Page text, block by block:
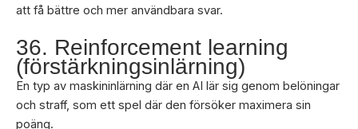
att få bättre och mer användbara svar.
36. Reinforcement learning
(förstärkningsinlärning)
En typ av maskininlärning där en AI lär sig genom belöningar
och straff, som ett spel där den försöker maximera sin
poäng.